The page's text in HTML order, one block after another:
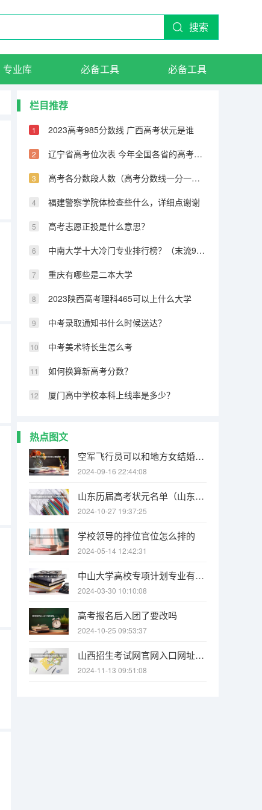
搜索
专业库 必备工具 必备工具
栏目推荐
2023高考985分数线 广西高考状元是谁
辽宁省高考位次表 今年全国各省的高考志愿填报时间是几号？
高考各分数段人数（高考分数线一分一段表）
福建警察学院体检查些什么，详细点谢谢
高考志愿正投是什么意思？
中南大学十大冷门专业排行榜？（末流985大学名单：最冷门的10所985大学（分数较低））
重庆有哪些是二本大学
2023陕西高考理科465可以上什么大学
中考录取通知书什么时候送达？
中考美术特长生怎么考
如何换算新高考分数？
厦门高中学校本科上线率是多少？
热点图文
空军飞行员可以和地方女结婚不？（1964年9月，人民空军第二批女飞行员_____被空军授予“优秀女飞行员”荣誉称号。）
2024-09-16 22:44:08
山东历届高考状元名单（山东高考最高分状元）
2024-10-27 19:37:25
学校领导的排位官位怎么排的
2024-05-14 12:42:31
中山大学高校专项计划专业有哪些
2024-03-30 10:10:08
高考报名后入团了要改吗
2024-10-25 09:53:37
山西招生考试网官网入口网址：http://www.sxkszx.cn/ 山西招生考试网官网报名系统登录网址：http://www.sxkszx.cn/index.html
2024-11-13 09:51:08